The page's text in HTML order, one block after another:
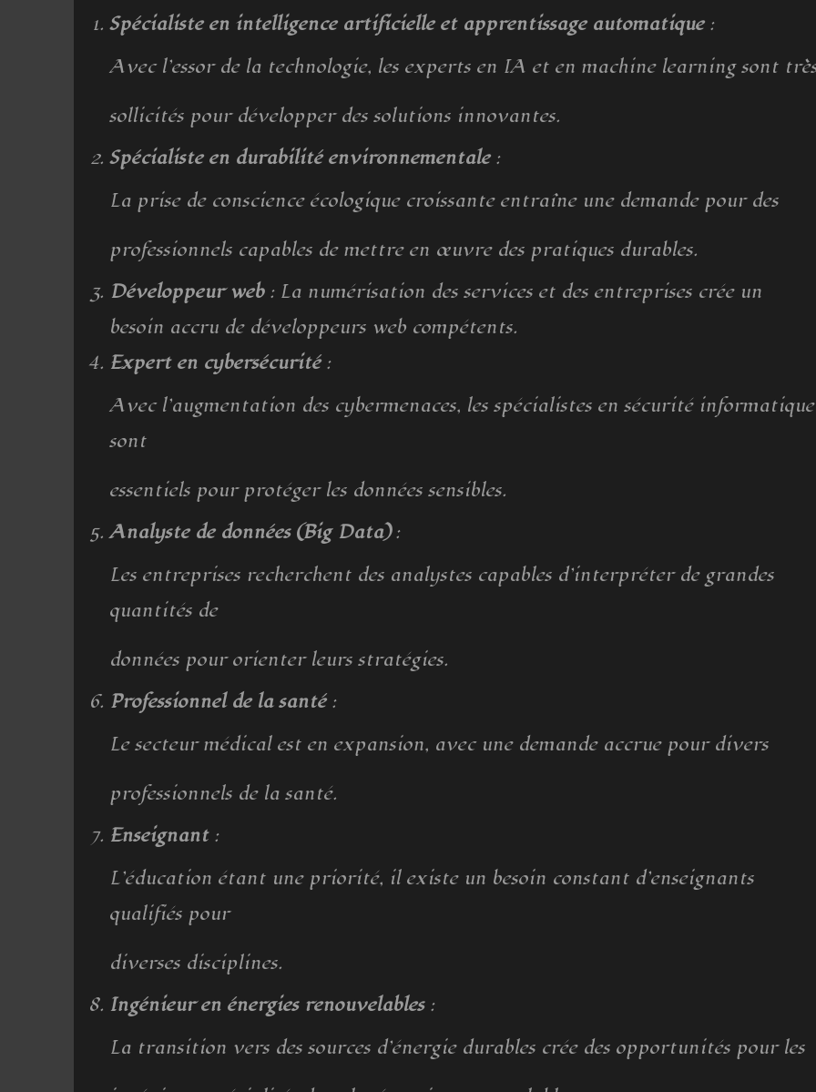
Spécialiste en intelligence artificielle et apprentissage automatique:
Avec l’essor de la technologie, les experts en IA et en machine learning sont
sollicités pour développer des solutions innovantes.
Spécialiste en durabilité environnementale:
La prise de conscience écologique croissante entraîne une demande pour des
professionnels capables de mettre en œuvre des pratiques durables.
Développeur web: La numérisation des services et des entreprises crée un
besoin accru de développeurs web compétents.
Expert en cybersécurité:
Avec l’augmentation des cybermenaces, les spécialistes en sécurité informatique
sont
essentiels pour protéger les données sensibles.
Analyste de données (Big Data):
Les entreprises recherchent des analystes capables d’interpréter de grandes
quantités de
données pour orienter leurs stratégies.
Professionnel de la santé:
Le secteur médical est en expansion, avec une demande accrue pour divers
professionnels de la santé.
Enseignant:
L’éducation étant une priorité, il existe un besoin constant d’enseignants
qualifiés pour
diverses disciplines.
Ingénieur en énergies renouvelables:
La transition vers des sources d’énergie durables crée des opportunités pour les